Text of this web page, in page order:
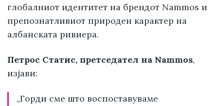
глобалниот идентитет на брендот Nammos и
препознатливиот природен карактер на
албанската ривиера.
Петрос Статис, претседател на Nammos,
изјави:
„Горди сме што воспоставуваме